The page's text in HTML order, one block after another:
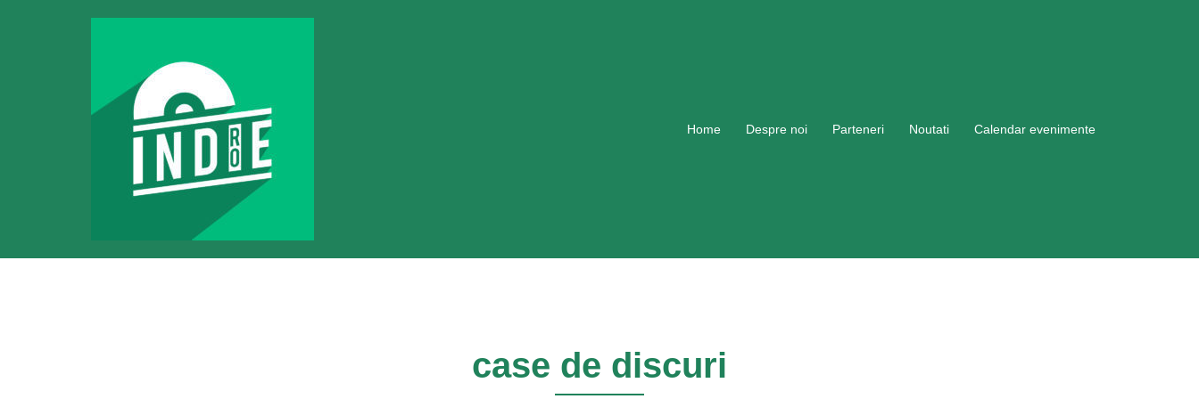
Home Despre noi Parteneri Noutati Calendar evenimente
case de discuri